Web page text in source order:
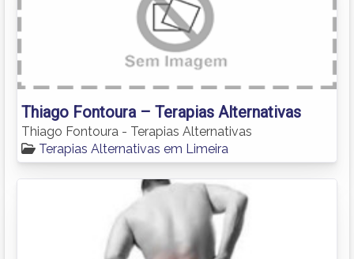
Thiago Fontoura – Terapias Alternativas
Thiago Fontoura - Terapias Alternativas
Terapias Alternativas em Limeira